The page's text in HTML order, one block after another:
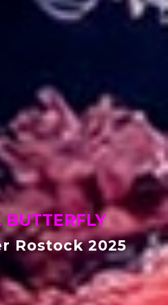
Rostock 2025